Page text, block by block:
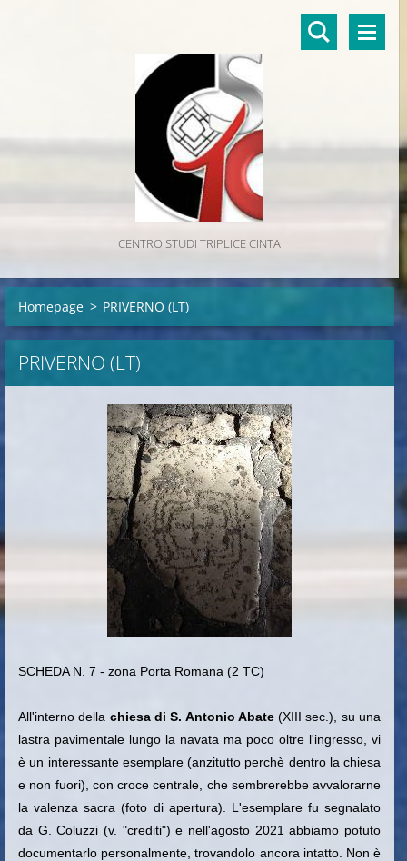
CENTRO STUDI TRIPLICE CINTA
Homepage > PRIVERNO (LT)
PRIVERNO (LT)
SCHEDA N. 7 - zona Porta Romana (2 TC)
All'interno della chiesa di S. Antonio Abate(XIII sec.), su una
lastra pavimentale lungo la navata ma poco oltre l'ingresso, vi
è un interessante esemplare (anzitutto perchè dentro la chiesa
e non fuori), con croce centrale, che sembrerebbe avvalorarne
la valenza sacra (foto di apertura). L'esemplare fu segnalato
da G. Coluzzi (v. "crediti") e nell'agosto 2021 abbiamo potuto
documentarlo personalmente, trovandolo ancora intatto. Non è